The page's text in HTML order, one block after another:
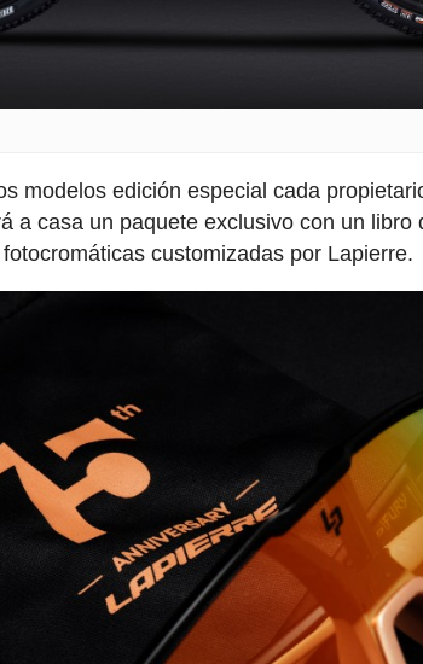
modelos edición especial cada
a casa un paquete exclusivo con un
customizadas por Lapierre.